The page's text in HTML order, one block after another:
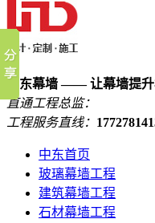
中东幕墙 —— 让幕墙提
直通工程总监：
工程服务直线：
中东首页
玻璃幕墙工程
建筑幕墙工程
石材幕墙工程